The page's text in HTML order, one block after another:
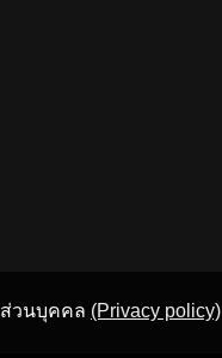
วนบุคคล (Privacy policy)